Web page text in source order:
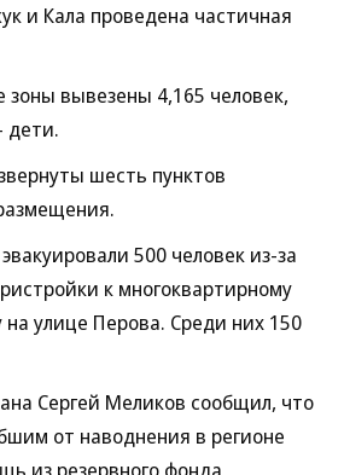
и Кала проведена частичная
зоны вывезены 4,165 человек,
дети.
шесть пунктов
500 человек из-за
к многоквартирному
улице Перова. Среди них 150
Сергей Меликов сообщил, что
от наводнения в регионе